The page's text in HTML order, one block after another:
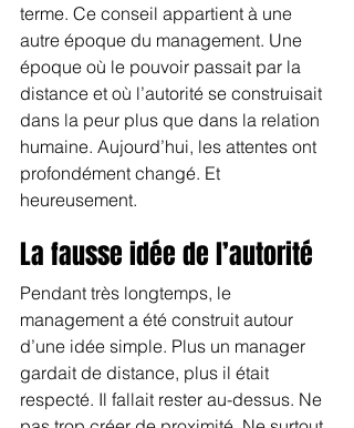
terme. Ce conseil appartient à une
autre époque du management. Une
époque où le pouvoir passait par la
distance et où l’autorité se construisait
dans la peur plus que dans la relation
humaine. Aujourd’hui, les attentes ont
profondément changé. Et
heureusement.
La fausse idée de l’autorité
Pendant très longtemps, le
management a été construit autour
d’une idée simple. Plus un manager
gardait de distance, plus il était
respecté. Il fallait rester au-dessus. Ne